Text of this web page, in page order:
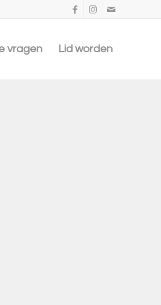
vragen Lid worden